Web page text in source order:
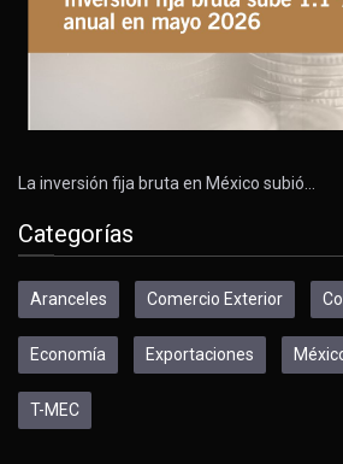
La inversión fija bruta en México subió…
Categorías
Aranceles Comercio Exterior
Economía Exportaciones
T-MEC